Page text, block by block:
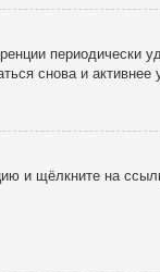
периодически
снова и активнее
и щёлкните на